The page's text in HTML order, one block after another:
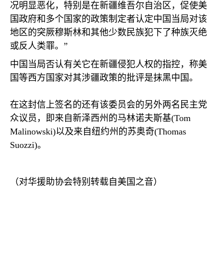
况明显恶化，特别是在新疆维吾尔自治区，促使美
国政府和多个国家的政策制定者认定中国当局对该
地区的突厥穆斯林和其他少数民族犯下了种族灭绝
或反人类罪。”
中国当局否认有关它在新疆侵犯人权的指控，称美
国等西方国家对其涉疆政策的批评是抹黑中国。
在这封信上签名的还有该委员会的另外两名民主党
众议员，即来自新泽西州的马林诺夫斯基(Tom
Malinowski)以及来自纽约州的苏奥奇(Thomas
Suozzi)。
（对华援助协会特别转载自美国之音）